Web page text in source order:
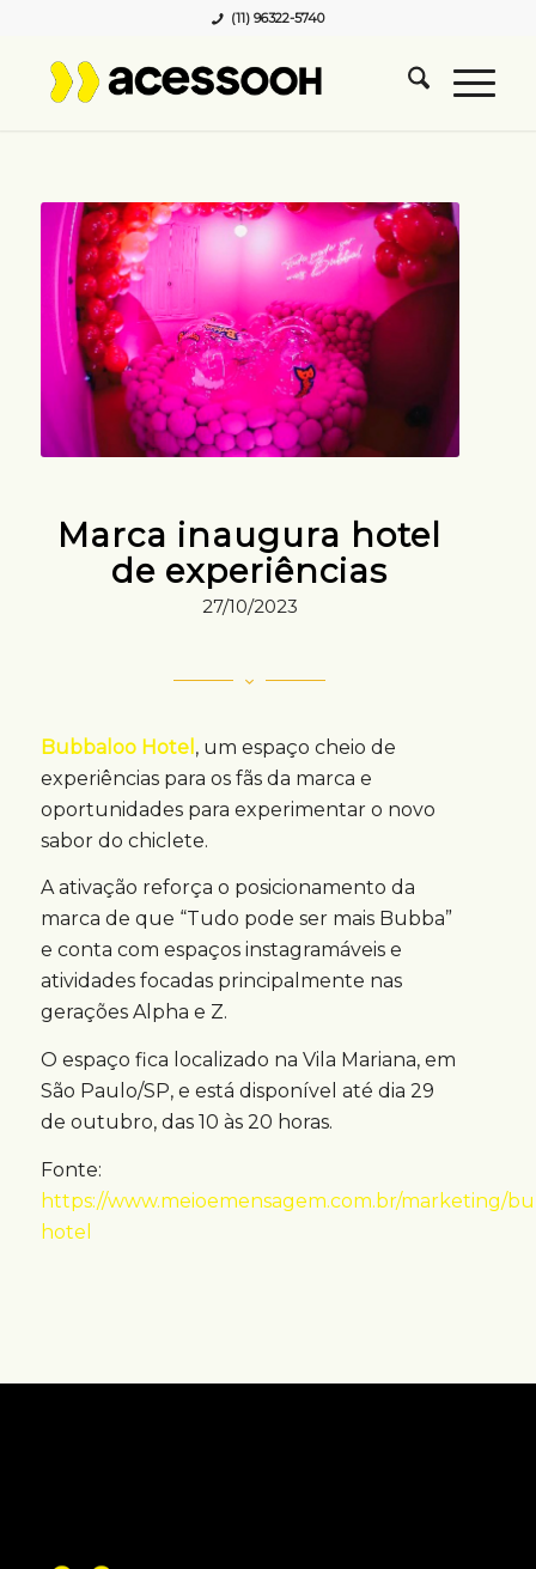
(11) 96322-5740
Marca inaugura hotel
de experiências
27/10/2023
Bubbaloo Hotel , um espaço cheio de
experiências para os fãs da marca e
oportunidades para experimentar o novo
sabor do chiclete.
A ativação reforça o posicionamento da
marca de que “Tudo pode ser mais Bubba”
e conta com espaços instagramáveis e
atividades focadas principalmente nas
gerações Alpha e Z.
O espaço fica localizado na Vila Mariana, em
São Paulo/SP, e está disponível até dia 29
de outubro, das 10 às 20 horas.
Fonte:
https://www.meioemensagem.com.br/marketing/
hotel